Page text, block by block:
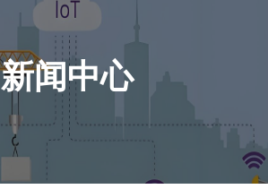
新闻中心